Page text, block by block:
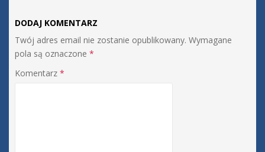
DODAJ KOMENTARZ
Twój adres email nie zostanie opublikowany. Wymagane
pola są oznaczone *
Komentarz *